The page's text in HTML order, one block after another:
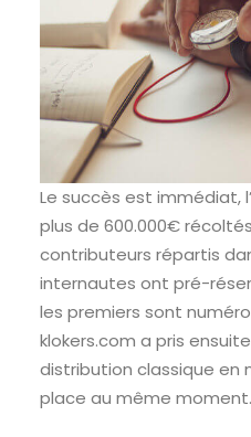
Le succès est immédiat,
plus de 600.000€
contributeurs répartis
internautes ont pré-
les premiers sont
klokers.com a pris
distribution classique en
place au même moment.